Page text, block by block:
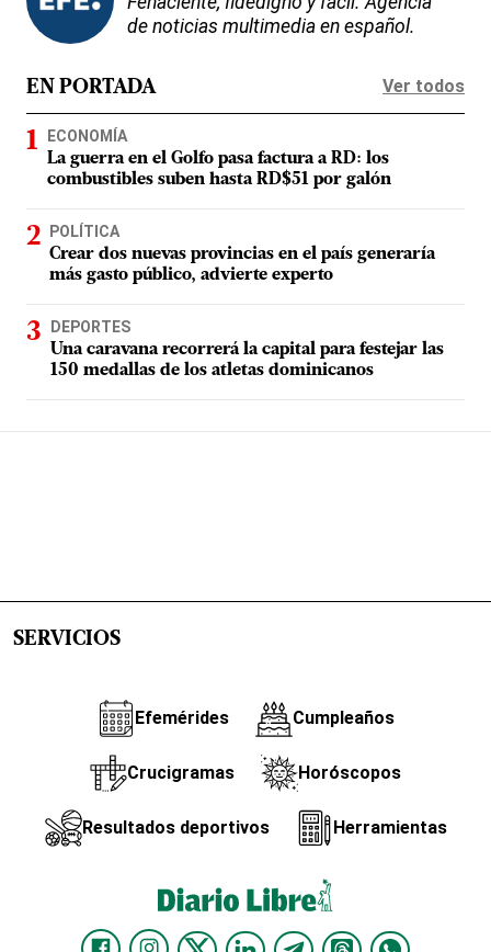
de noticias multimedia en español.
EN PORTADA Ver todos
ECONOMÍA
La guerra en el Golfo pasa factura a RD: los
combustibles suben hasta RD$51 por galón
POLÍTICA
Crear dos nuevas provincias en el país generaría
más gasto público, advierte experto
DEPORTES
Una caravana recorrerá la capital para festejar las
150 medallas de los atletas dominicanos
SERVICIOS
Efemérides Cumpleaños
Crucigramas Horóscopos
Resultados deportivos Herramientas